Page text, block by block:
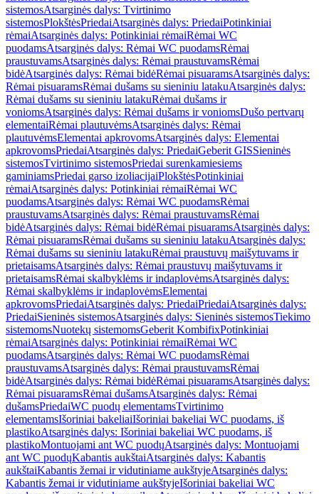
sistemosAtsarginės dalys: Tvirtinimo
sistemosPlokštėsPriedaiAtsarginės dalys: PriedaiPotinkiniai
rėmaiAtsarginės dalys: Potinkiniai rėmaiRėmai WC
puodamsAtsarginės dalys: Rėmai WC puodamsRėmai
praustuvamsAtsarginės dalys: Rėmai praustuvamsRėmai
bidėAtsarginės dalys: Rėmai bidėRėmai pisuaramsAtsarginės dalys:
Rėmai pisuaramsRėmai dušams su sieniniu latakuAtsarginės dalys:
Rėmai dušams su sieniniu latakuRėmai dušams ir
voniomsAtsarginės dalys: Rėmai dušams ir voniomsDušo pertvarų
elementaiRėmai plautuvėmsAtsarginės dalys: Rėmai
plautuvėmsElementai apkrovomsAtsarginės dalys: Elementai
apkrovomsPriedaiAtsarginės dalys: PriedaiGeberit GISSieninės
sistemosTvirtinimo sistemosPriedai surenkamiesiems
gaminiamsPriedai garso izoliacijaiPlokštėsPotinkiniai
rėmaiAtsarginės dalys: Potinkiniai rėmaiRėmai WC
puodamsAtsarginės dalys: Rėmai WC puodamsRėmai
praustuvamsAtsarginės dalys: Rėmai praustuvamsRėmai
bidėAtsarginės dalys: Rėmai bidėRėmai pisuaramsAtsarginės dalys:
Rėmai pisuaramsRėmai dušams su sieniniu latakuAtsarginės dalys:
Rėmai dušams su sieniniu latakuRėmai praustuvų maišytuvams ir
prietaisamsAtsarginės dalys: Rėmai praustuvų maišytuvams ir
prietaisamsRėmai skalbyklėms ir indaplovėmsAtsarginės dalys:
Rėmai skalbyklėms ir indaplovėmsElementai
apkrovomsPriedaiAtsarginės dalys: PriedaiPriedaiAtsarginės dalys:
PriedaiSieninės sistemosAtsarginės dalys: Sieninės sistemosTiekimo
sistemomsNuotekų sistemomsGeberit KombifixPotinkiniai
rėmaiAtsarginės dalys: Potinkiniai rėmaiRėmai WC
puodamsAtsarginės dalys: Rėmai WC puodamsRėmai
praustuvamsAtsarginės dalys: Rėmai praustuvamsRėmai
bidėAtsarginės dalys: Rėmai bidėRėmai pisuaramsAtsarginės dalys:
Rėmai pisuaramsRėmai dušamsAtsarginės dalys: Rėmai
dušamsPriedaiWC puodų elementamsTvirtinimo
elementamsIšoriniai bakeliaiIšoriniai bakeliai WC puodams, iš
plastikoAtsarginės dalys: Išoriniai bakeliai WC puodams, iš
plastikoMontuojami ant WC puodųAtsarginės dalys: Montuojami
ant WC puodųKabantis aukštaiAtsarginės dalys: Kabantis
aukštaiKabantis žemai ir vidutiniame aukštyjeAtsarginės dalys:
Kabantis žemai ir vidutiniame aukštyjeIšoriniai bakeliai WC